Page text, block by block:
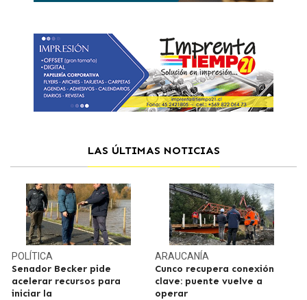
LAS ÚLTIMAS NOTICIAS
POLÍTICA
Senador Becker pide
acelerar recursos para
iniciar la
ARAUCANÍA
Cunco recupera conexión
clave: puente vuelve a
operar